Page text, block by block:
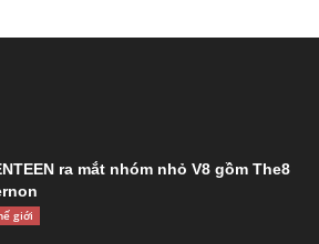
ra mắt nhóm nhỏ V8 gồm The8
giới